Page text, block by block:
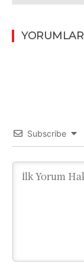
YORUMLAR
Subscribe